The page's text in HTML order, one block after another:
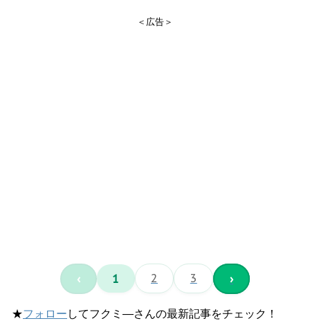
＜広告＞
‹ 1 2 3 ›
★フォロー してフクミ―さんの最新記事をチェック！